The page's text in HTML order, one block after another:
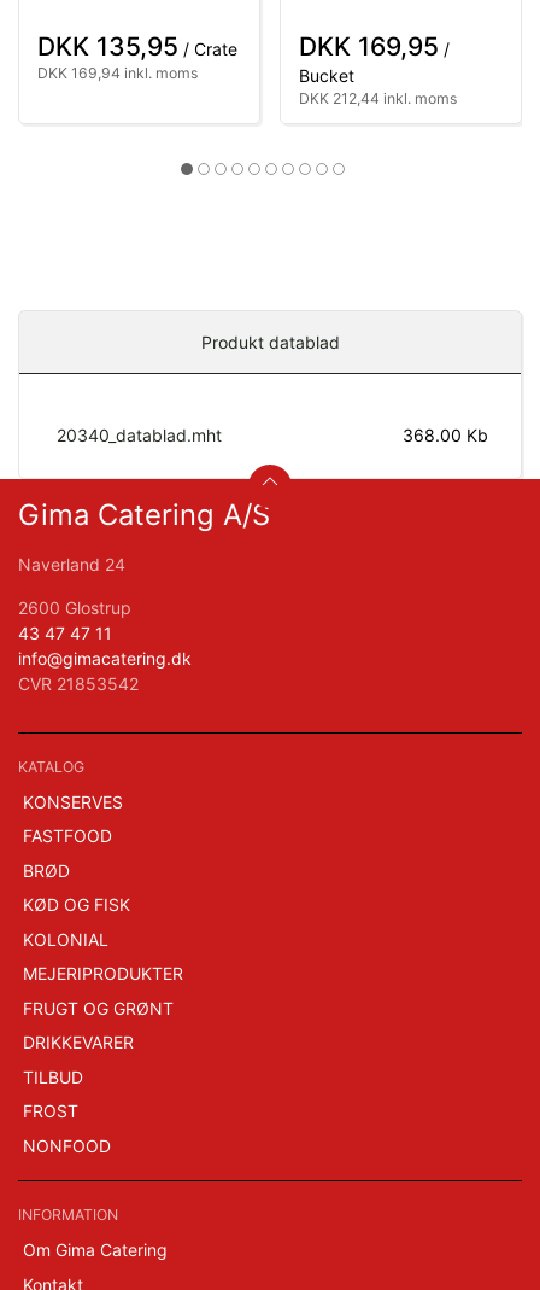
DKK 135,95 / Crate
DKK 169,94 inkl. moms
DKK 169,95 /
Bucket
DKK 212,44 inkl. moms
Produkt datablad
20340_datablad.mht 368.00 Kb
Gima Catering A/S
Naverland 24
2600 Glostrup
43 47 47 11
info@gimacatering.dk
CVR 21853542
KATALOG
KONSERVES
FASTFOOD
BRØD
KØD OG FISK
KOLONIAL
MEJERIPRODUKTER
FRUGT OG GRØNT
DRIKKEVARER
TILBUD
FROST
NONFOOD
INFORMATION
Om Gima Catering
Kontakt